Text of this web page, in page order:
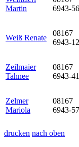
Martin
6943-56
Weiß Renate
08167
6943-12
Zeilmaier
Tahnee
08167
6943-41
Zelmer
Mariola
08167
6943-57
drucken nach oben